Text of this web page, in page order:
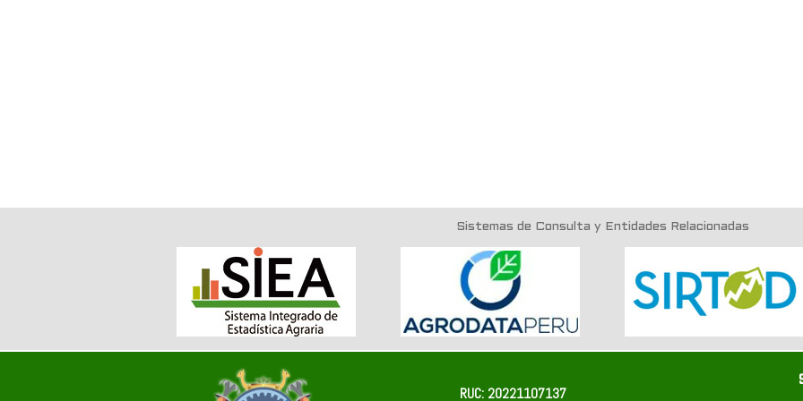
Sistemas de Consulta y Entidades Relacionadas
RUC: 20221107137